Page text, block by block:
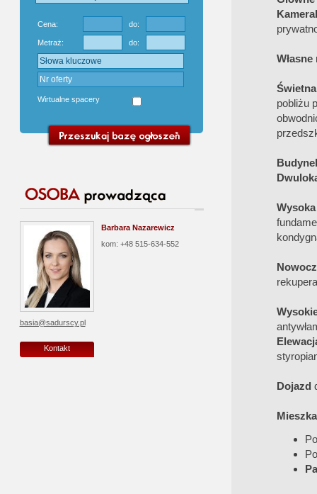
Cena: do:
Metraż: do:
Wirtualne spacery
Barbara Nazarewicz
kom: +48 515-634-552
basia@sadurscy.pl
Kontakt
pobliżu
Dojazd